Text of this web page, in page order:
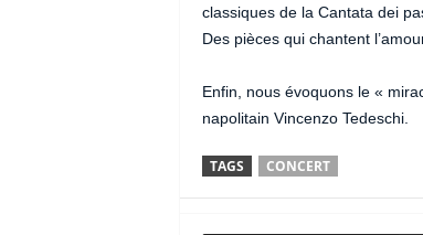
classiques de la Cantata dei
Des pièces qui chantent
Enfin, nous évoquons le «
napolitain Vincenzo Tedeschi.
TAGS CONCERT